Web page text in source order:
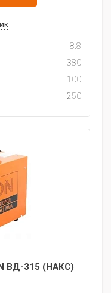
8.8
380
100
250
ВД-315 (НАКС)